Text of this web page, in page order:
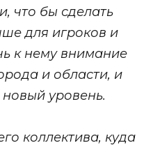
что бы сделать
для игроков и
к нему внимание
и области, и
уровень.
коллектива, куда